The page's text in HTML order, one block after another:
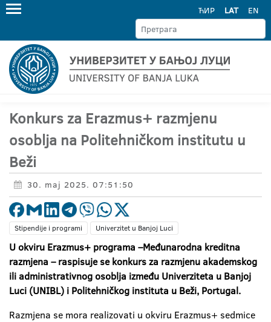
ЋИР LAT EN
Konkurs za Erazmus+ razmjenu
osoblja na Politehničkom institutu u
Beži
30. maj 2025. 07:51:50
Stipendije i programi Univerzitet u Banjoj Luci
U okviru Erazmus+ programa –Međunarodna kreditna
razmjena – raspisuje se konkurs za razmjenu akademskog
ili administrativnog osoblja između Univerziteta u Banjoj
Luci (UNIBL) i Politehničkog instituta u Beži, Portugal.
Razmjena se mora realizovati u okviru Erazmus+ sedmice